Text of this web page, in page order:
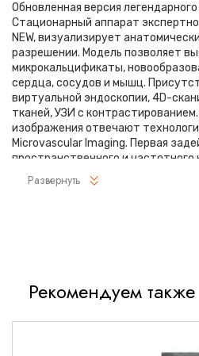
Обновленная версия
Стационарный аппарат
NEW, визуализирует
разрешении. Модель позволяет
микрокальцификаты,
сердца, сосудов и мышц.
виртуальной эндоскопии, 4D-
тканей, УЗИ с
изображения отвечают
Microvascular Imaging. Первая
пространственного и
цельный визуальный ряд с
маркеров. Вторая улучшает
Инновационные
построение трехмерной
Развернуть
Рекомендуем также